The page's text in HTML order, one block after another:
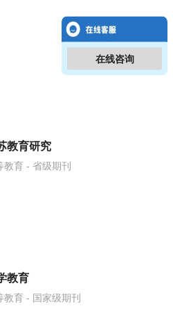
子是多少？
？
何收取？
级别刊物？
多久？
级期刊吗？
教育研究
教育 - 省级期刊
教育
教育 - 国家级期刊
在线咨询